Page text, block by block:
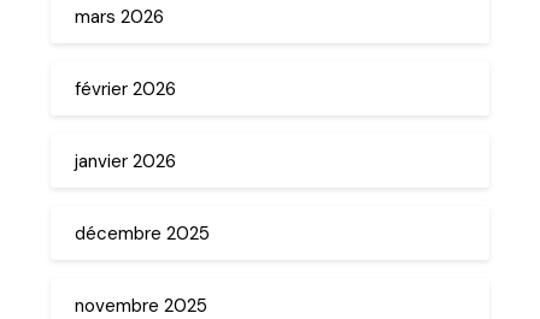
mars 2026
février 2026
janvier 2026
décembre 2025
novembre 2025